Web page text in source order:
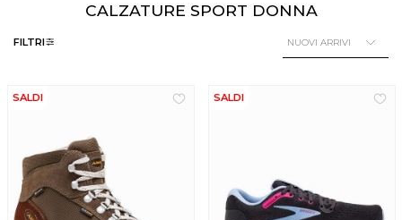
FILTRI
CALZATURE SPORT DONNA
SALDI SALDI